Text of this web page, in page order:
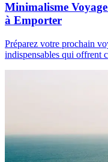
Minimalisme
à Emporter
Préparez votre prochain
indispensables qui offrent